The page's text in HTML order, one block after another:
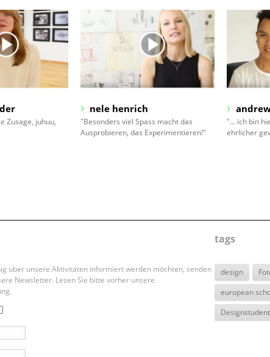
Zusage, juhuu,
nele henrich
"Besonders viel Spass macht das
Ausprobieren, das Experimentieren!"
"... ich bin
ehrlicher
über unsere Aktivitäten informiert werden möchten, senden
Newsletter. Lesen Sie bitte vorher unsere
tags
design
european